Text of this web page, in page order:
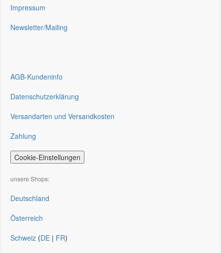
Impressum
Newsletter/Mailing
AGB-Kundeninfo
Datenschutzerklärung
Versandarten und Versandkosten
Zahlung
Cookie-Einstellungen
unsere Shops:
Deutschland
Österreich
Schweiz (DE | FR)